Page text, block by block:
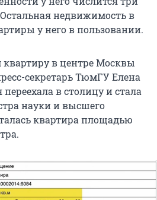
недвижимость в
у него в пользовании.
в центре Москвы
секретарь ТюмГУ Елена
в столицу и стала
науки и высшего
квартира площадью